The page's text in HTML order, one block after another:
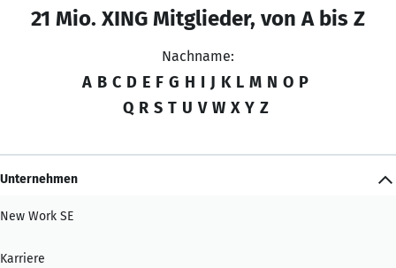
21 Mio. XING Mitglieder, von A bis Z
Nachname:
A B C D E F G H I J K L M N O P
Q R S T U V W X Y Z
Unternehmen
New Work SE
Karriere